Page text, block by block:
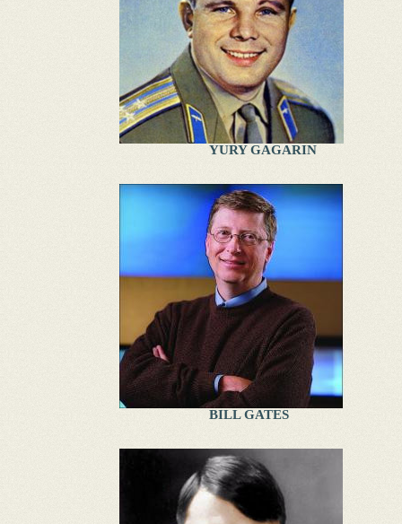
YURY GAGARIN
BILL GATES